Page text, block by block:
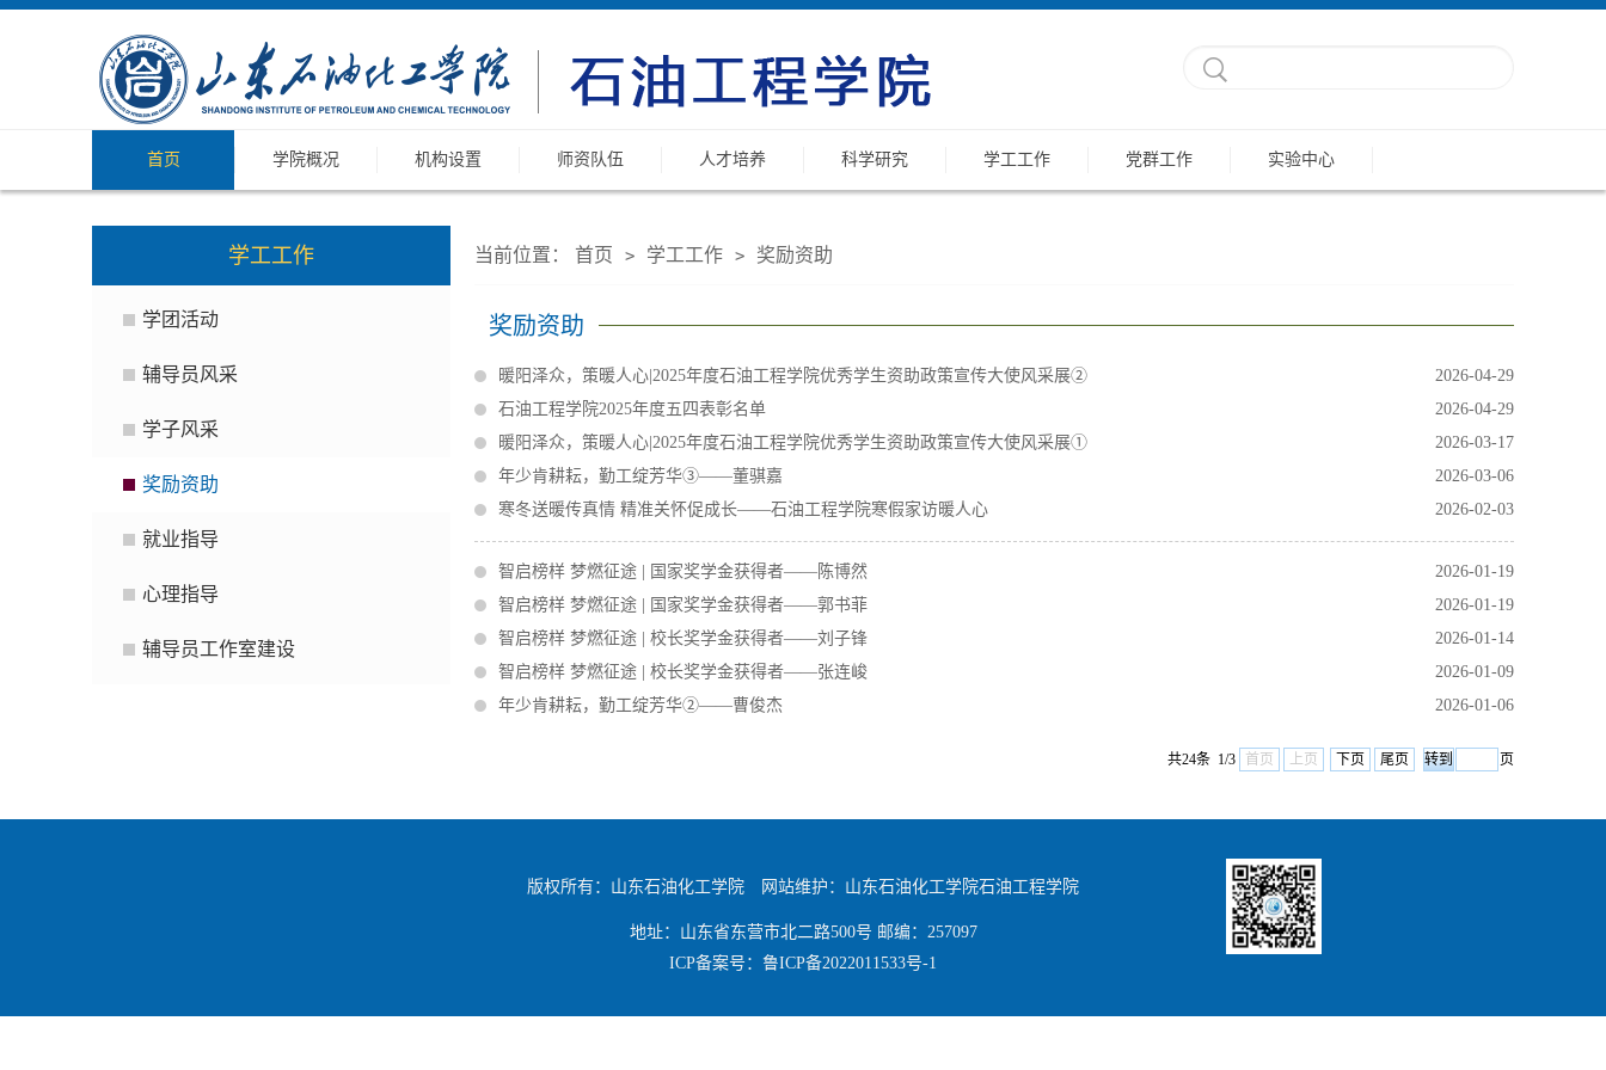
首页 学院概况 机构设置 师资队伍 人才培养 科学研究 学工工作 党群工作 实验中心
学工工作
学团活动
辅导员风采
学子风采
奖励资助
就业指导
心理指导
辅导员工作室建设
当前位置： 首页 > 学工工作 > 奖励资助
奖励资助
2026-04-29
暖阳泽众，策暖人心|2025年度石油工程学院优秀学生资助政策宣传大使风采展②
2026-04-29
石油工程学院2025年度五四表彰名单
2026-03-17
暖阳泽众，策暖人心|2025年度石油工程学院优秀学生资助政策宣传大使风采展①
2026-03-06
年少肯耕耘，勤工绽芳华③——董骐嘉
2026-02-03
寒冬送暖传真情 精准关怀促成长——石油工程学院寒假家访暖人心
2026-01-19
智启榜样 梦燃征途 | 国家奖学金获得者——陈博然
2026-01-19
智启榜样 梦燃征途 | 国家奖学金获得者——郭书菲
2026-01-14
智启榜样 梦燃征途 | 校长奖学金获得者——刘子锋
2026-01-09
智启榜样 梦燃征途 | 校长奖学金获得者——张连峻
2026-01-06
年少肯耕耘，勤工绽芳华②——曹俊杰
共24条 1/3 首页 上页 下页 尾页 页
版权所有：山东石油化工学院 网站维护：山东石油化工学院石油工程学院
地址：山东省东营市北二路500号 邮编：257097
ICP备案号： 鲁ICP备2022011533号-1